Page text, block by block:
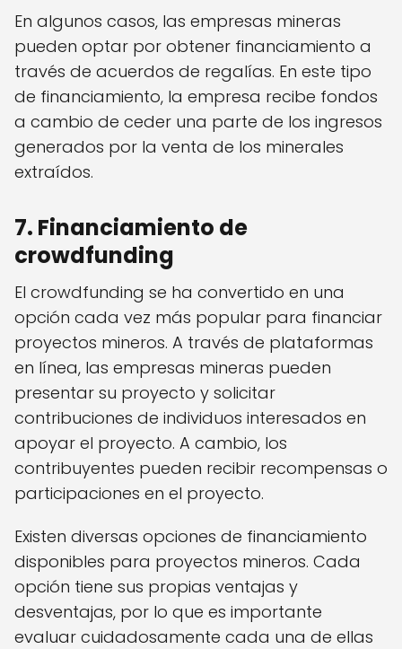
En algunos casos, las empresas mineras
pueden optar por obtener financiamiento a
través de acuerdos de regalías. En este tipo
de financiamiento, la empresa recibe fondos
a cambio de ceder una parte de los ingresos
generados por la venta de los minerales
extraídos.
7. Financiamiento de
crowdfunding
El crowdfunding se ha convertido en una
opción cada vez más popular para financiar
proyectos mineros. A través de plataformas
en línea, las empresas mineras pueden
presentar su proyecto y solicitar
contribuciones de individuos interesados en
apoyar el proyecto. A cambio, los
contribuyentes pueden recibir recompensas o
participaciones en el proyecto.
Existen diversas opciones de financiamiento
disponibles para proyectos mineros. Cada
opción tiene sus propias ventajas y
desventajas, por lo que es importante
evaluar cuidadosamente cada una de ellas